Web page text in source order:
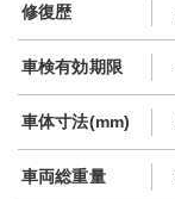
修復歴
車検有効期限
車体寸法(mm)
車両総重量